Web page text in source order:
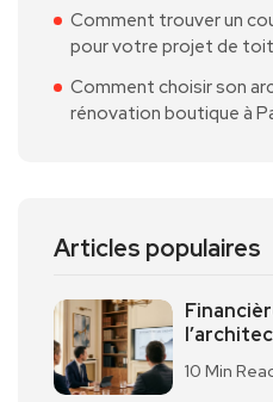
Comment trouver un
pour votre projet de
Comment choisir son
rénovation boutique à
Articles populaires
10 Min